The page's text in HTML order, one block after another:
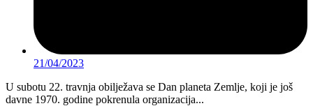
21/04/2023
U subotu 22. travnja obilježava se Dan planeta Zemlje, koji je još
davne 1970. godine pokrenula organizacija...